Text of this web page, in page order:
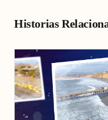
Historias